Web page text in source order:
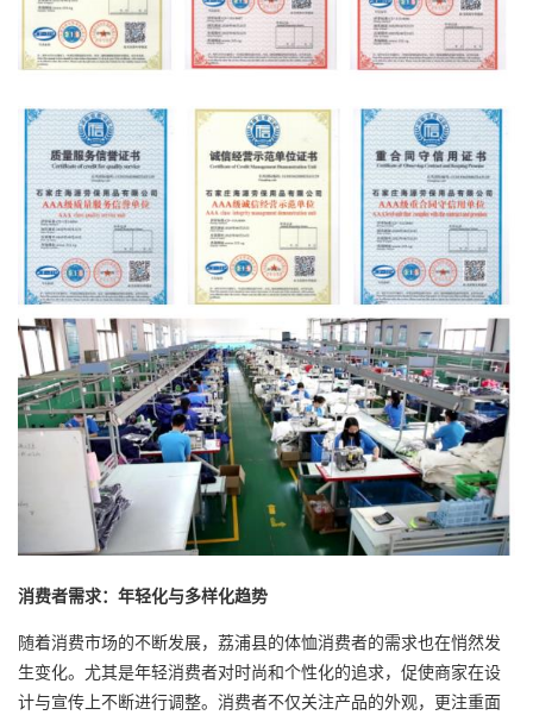
消费者需求：年轻化与多样化趋势
随着消费市场的不断发展，荔浦县的体恤消费者的需求也在悄然发
生变化。尤其是年轻消费者对时尚和个性化的追求，促使商家在设
计与宣传上不断进行调整。消费者不仅关注产品的外观，更注重面